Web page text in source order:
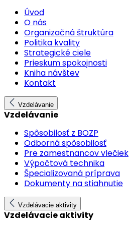
Úvod
O nás
Organizačná štruktúra
Politika kvality
Strategické ciele
Prieskum spokojnosti
Kniha návštev
Kontakt
Vzdelávanie
Vzdelávanie
Spôsobilosť z BOZP
Odborná spôsobilosť
Pre zamestnancov vlečiek
Výpočtová technika
Špecializovaná príprava
Dokumenty na stiahnutie
Vzdelávacie aktivity
Vzdelávacie aktivity